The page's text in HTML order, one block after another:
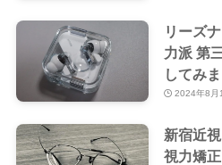
リーズ
力派 第
してみ
2024年8月
新宿近
視力矯